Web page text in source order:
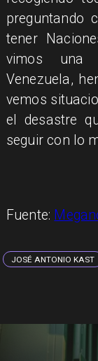
preguntando
tener
vimos una
Venezuela,
vemos
el desastre
seguir con lo
Fuente:
JOSÉ ANTONIO KAST